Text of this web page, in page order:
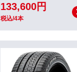
133,600円
税込/4本